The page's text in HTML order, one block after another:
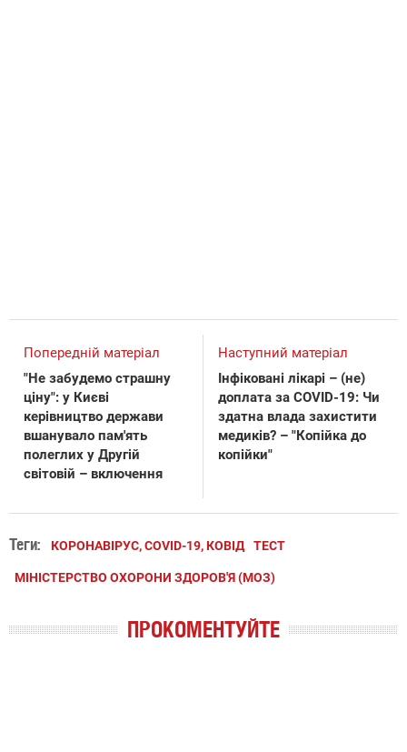
Попередній матеріал
"Не забудемо страшну
ціну": у Києві
керівництво держави
вшанувало пам'ять
полеглих у Другій
світовій – включення
Наступний матеріал
Інфіковані лікарі – (не)
доплата за COVID-19: Чи
здатна влада захистити
медиків? – "Копійка до
копійки"
Теги: КОРОНАВІРУС, COVID-19, КОВІД ТЕСТ
МІНІСТЕРСТВО ОХОРОНИ ЗДОРОВ'Я (МОЗ)
ПРОКОМЕНТУЙТЕ